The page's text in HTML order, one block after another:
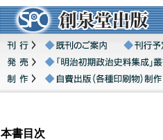
本書目次